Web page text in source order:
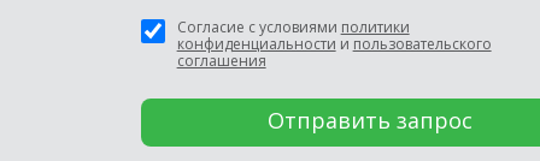
Согласие с условиями политики
конфиденциальности и пользовательского
соглашения